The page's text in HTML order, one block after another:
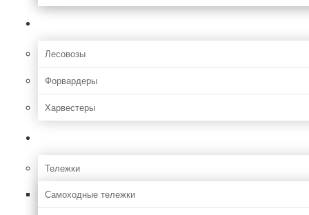
Лесовозы
Форвардеры
Харвестеры
Тележки
Самоходные тележки